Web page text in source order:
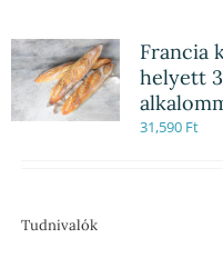
Francia
helyett
31,590 Ft
Tudnivalók